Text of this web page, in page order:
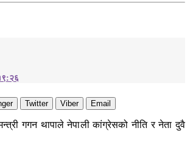
Twitter Viber Email
गगन थापाले नेपाली कांग्रेसको नीति र नेता दुवै